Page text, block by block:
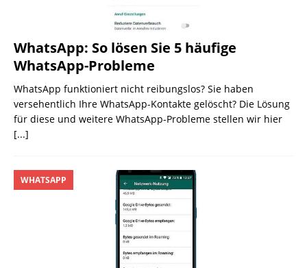
WhatsApp: So lösen Sie 5 häufige
WhatsApp-Probleme
WhatsApp funktioniert nicht reibungslos? Sie haben
versehentlich Ihre WhatsApp-Kontakte gelöscht? Die Lösung
für diese und weitere WhatsApp-Probleme stellen wir hier
[...]
WHATSAPP